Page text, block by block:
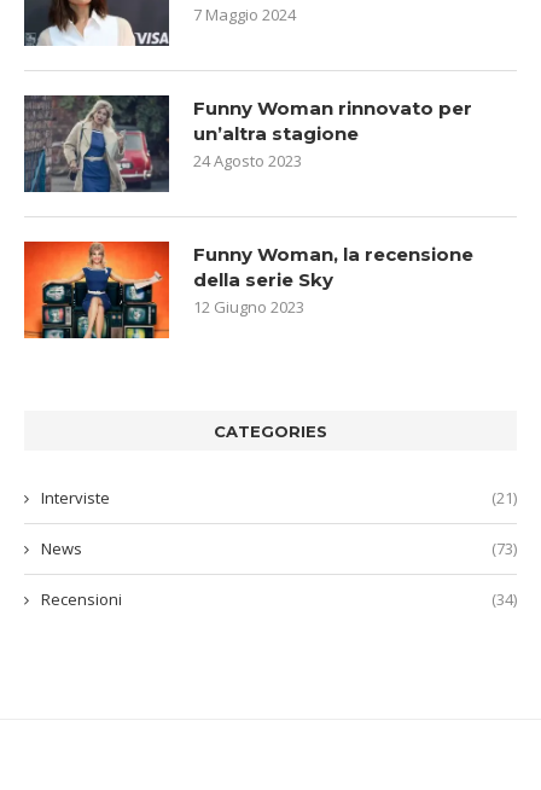
7 Maggio 2024
Funny Woman rinnovato per
un’altra stagione
24 Agosto 2023
Funny Woman, la recensione
della serie Sky
12 Giugno 2023
CATEGORIES
Interviste (21)
News (73)
Recensioni (34)